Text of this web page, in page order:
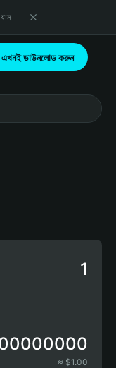
এখনই ডাউনলোড করুন
≈ $1.00